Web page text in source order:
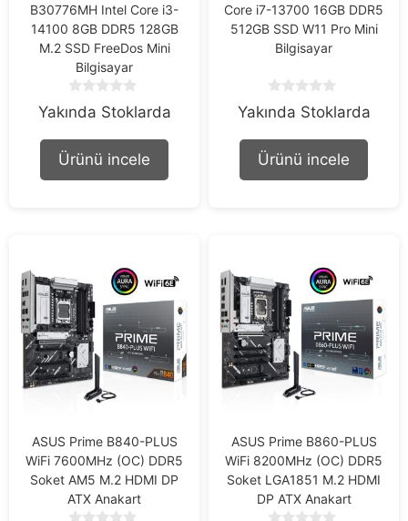
B30776MH Intel Core i3-
14100 8GB DDR5 128GB
M.2 SSD FreeDos Mini
Bilgisayar
o
o
f
Yakında Stoklarda
Ürünü incele
Core i7-13700 16GB DDR5
512GB SSD W11 Pro Mini
Bilgisayar
o
o
f
Yakında Stoklarda
Ürünü incele
ASUS Prime B840-PLUS
WiFi 7600MHz (OC) DDR5
Soket AM5 M.2 HDMI DP
ATX Anakart
ASUS Prime B860-PLUS
WiFi 8200MHz (OC) DDR5
Soket LGA1851 M.2 HDMI
DP ATX Anakart